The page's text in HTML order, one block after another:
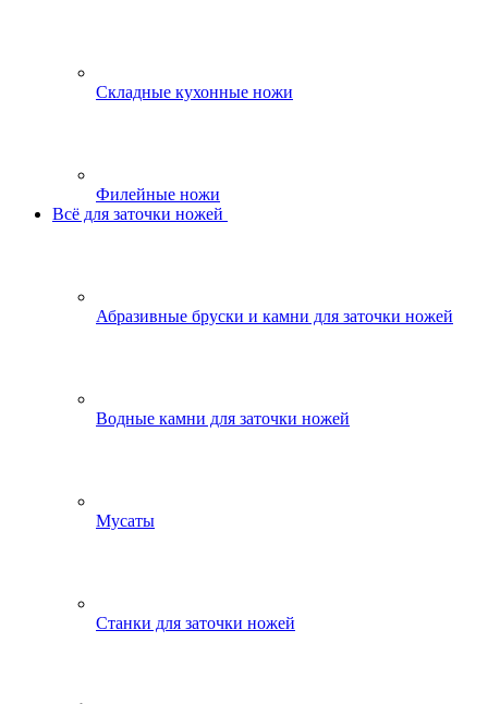
Складные кухонные ножи
Филейные ножи
Всё для заточки ножей
Абразивные бруски и камни для заточки ножей
Водные камни для заточки ножей
Мусаты
Станки для заточки ножей